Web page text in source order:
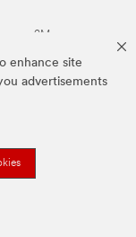
enhance site
advertisements
van 3M.we